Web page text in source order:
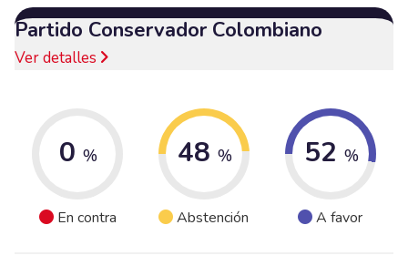
Partido Conservador Colombiano
Ver detalles
0 %
En contra
48 %
Abstención
52 %
A favor